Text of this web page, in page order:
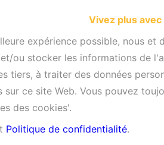
Vivez plus
expérience possible, nous et
ou stocker les informations de
tiers, à traiter des données
sur ce site Web. Vous pouvez
des cookies'.
Politique de confidentialité.